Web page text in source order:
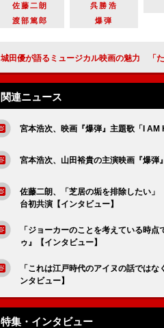
佐藤二朗
呉勝浩
渡部篤郎
爆弾
城田優が語るミュージカル映画の魅力 「ただ画面を見ていれば物語に入り込める」【
関連ニュース
宮本浩次、映画『爆弾』主題歌「I AM
宮本浩次、山田裕貴の主演映画『爆弾
佐藤二朗、「芝居の垢を排除したい
台初共演【インタビュー】
「ジョーカーのことを考えている時
ゥ』【インタビュー】
「これは江戸時代のアイヌの話では
ンタビュー】
特集・インタビュー